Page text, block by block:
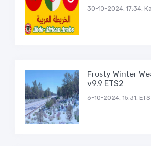
30-10-2024, 17:34,
Frosty Winter
v9.9 ETS2
6-10-2024, 15:31,